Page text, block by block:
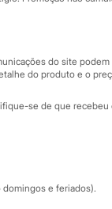
Central de ética
Eventos
do site
do produto e o
se de que
domingos e feriados).